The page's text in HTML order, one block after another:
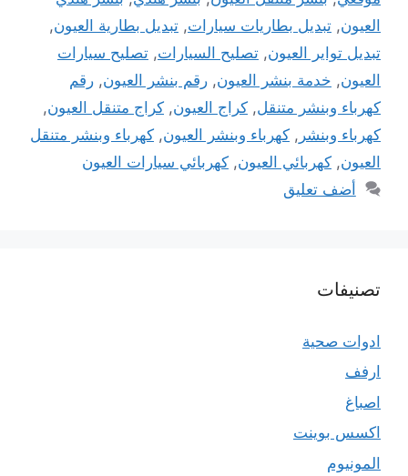
العيون, تبديل بطاريات سيارات, تبديل بطارية العيون,
تبديل تواير العيون, تصليح السيارات, تصليح سيارات
العيون, خدمة بنشر العيون, رقم بنشر العيون, رقم
كهرباء وبنشر متنقل, كراج العيون, كراج متنقل العيون,
كهرباء وبنشر , كهرباء وبنشر العيون, كهرباء وبنشر متنقل
العيون, كهربائي العيون, كهربائي سيارات العيون
أضف تعليق
تصنيفات
ادوات صحية
ارفف
اصباغ
اكسس بوينت
المونيوم